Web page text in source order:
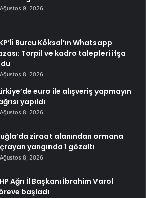
Ağustos 9, 2026
Burcu Köksal’ın Whatsapp
Torpil ve kadro talepleri ifşa
Ağustos 8, 2026
euro ile alışveriş yapmayın
yapıldı
Ağustos 8, 2026
ziraat alanından ormana
yangında 1 gözaltı
Ağustos 8, 2026
Ağrı İl Başkanı İbrahim Varol
başladı